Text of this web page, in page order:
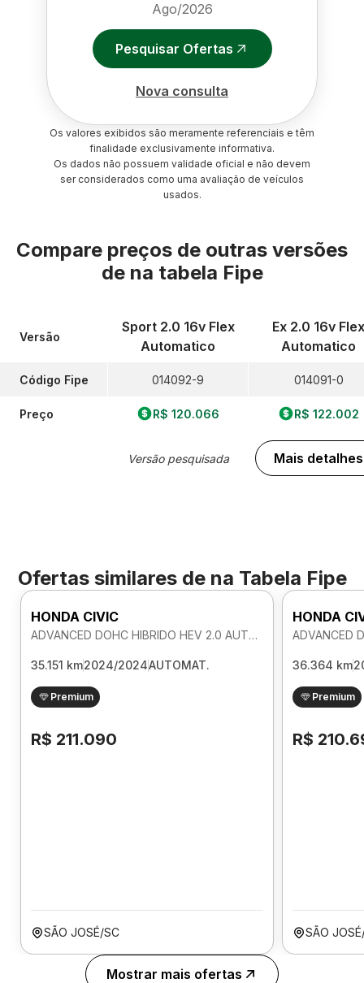
Ago/2026
Pesquisar Ofertas
Nova consulta
Os valores exibidos são meramente referenciais e têm
finalidade exclusivamente informativa.
Os dados não possuem validade oficial e não devem
ser considerados como uma avaliação de veículos
usados.
Compare preços de outras versões
de na tabela Fipe
Versão
Código Fipe
Preço
Sport 2.0 16v Flex
Automatico
014092-9
R$ 120.066
Versão pesquisada
Ex 2.0 16v Flex
Automatico
014091-0
R$ 122.002
Mais detalhes
Ofertas similares de na Tabela Fipe
HONDA CIVIC
ADVANCED DOHC HIBRIDO HEV 2.0 AUTOMATICO
35.151 km2024/2024AUTOMAT.
Premium
R$ 211.090
SÃO JOSÉ/SC
HONDA
36.364 km
Premium
R$
SÃO
Mostrar mais ofertas